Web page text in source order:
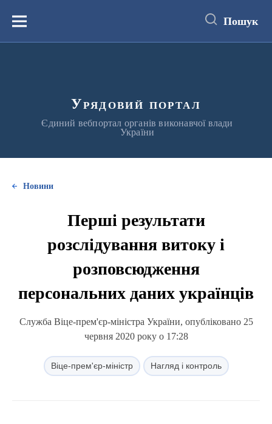
вмістуМеню Пошук
Урядовий портал
Єдиний вебпортал органів виконавчої влади
України
Новини
Перші результати
розслідування витоку і
розповсюдження
персональних даних українців
Служба Віце-прем'єр-міністра України, опубліковано 25
червня 2020 року о 17:28
Віце-прем'єр-міністр Нагляд і контроль